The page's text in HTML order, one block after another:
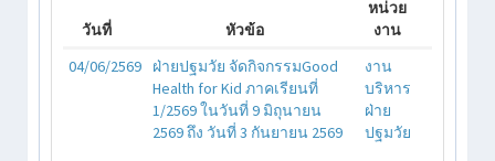
วันที่ หัวข้อ
หน่วย
งาน
04/06/2569
ฝ่ายปฐมวัย จัดกิจกรรมGood
Health for Kid ภาคเรียนที่
1/2569 ในวันที่ 9 มิถุนายน
2569 ถึง วันที่ 3 กันยายน 2569
งาน
บริหาร
ฝ่าย
ปฐมวัย